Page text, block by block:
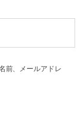
前、メールアドレ